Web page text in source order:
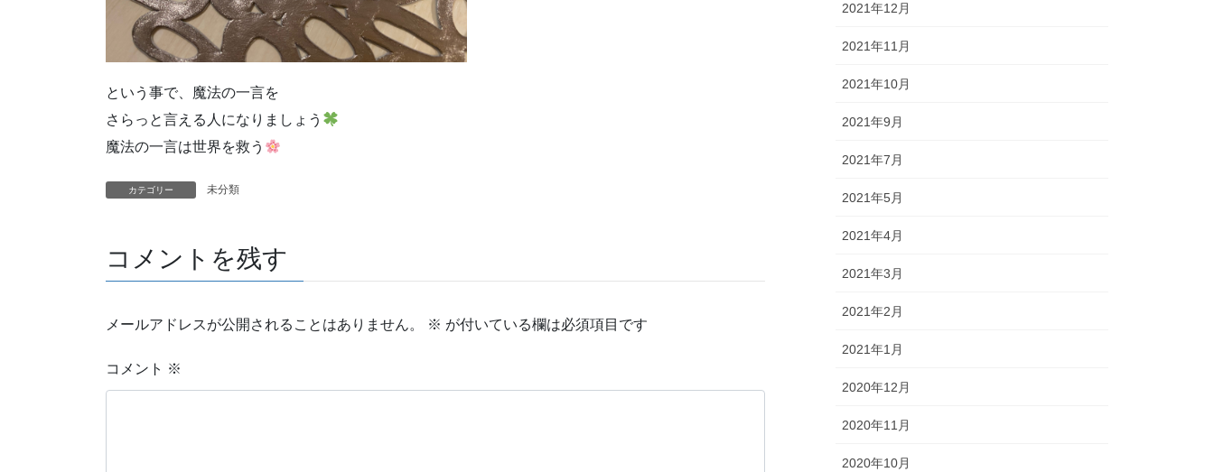
という事で、魔法の一言を
さらっと言える人になりましょう
魔法の一言は世界を救う
カテゴリー 未分類
コメントを残す
メールアドレスが公開されることはありません。 ※ が付いている欄は必須項目です
コメント ※
2021年12月
2021年11月
2021年10月
2021年9月
2021年7月
2021年5月
2021年4月
2021年3月
2021年2月
2021年1月
2020年12月
2020年11月
2020年10月